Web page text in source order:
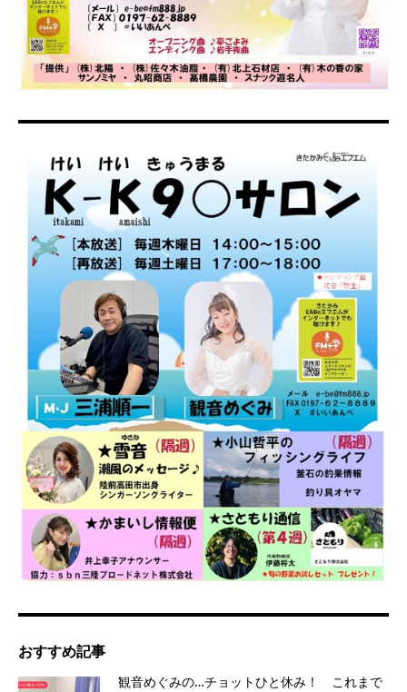
おすすめ記事
観音めぐみの…チョットひと休み！ これまで